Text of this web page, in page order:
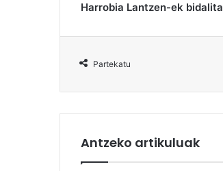
Harrobia Lantzen-ek bidalita
Partekatu
Antzeko artikuluak